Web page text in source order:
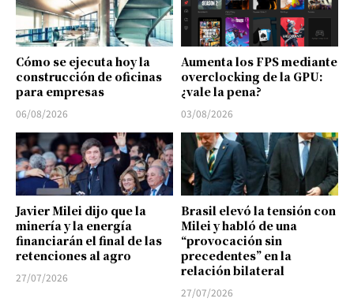
Cómo se ejecuta hoy la
construcción de oficinas
para empresas
06/08/2026
Aumenta los FPS mediante
overclocking de la GPU:
¿vale la pena?
03/08/2026
Javier Milei dijo que la
minería y la energía
financiarán el final de las
retenciones al agro
27/07/2026
Brasil elevó la tensión con
Milei y habló de una
“provocación sin
precedentes” en la
relación bilateral
27/07/2026